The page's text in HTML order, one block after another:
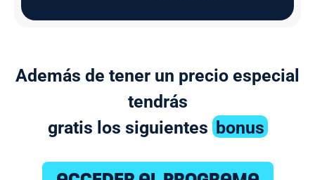
Además de tener un precio especial
tendrás
gratis los siguientes bonus